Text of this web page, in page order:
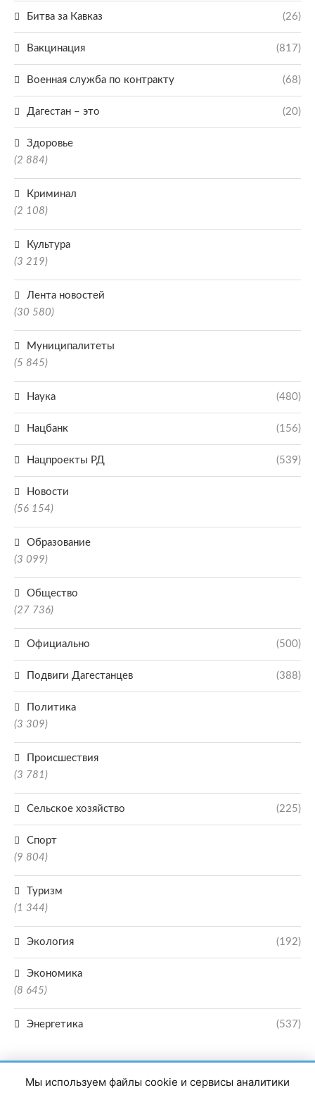
Битва за Кавказ (26)
Вакцинация (817)
Военная служба по контракту (68)
Дагестан – это (20)
Здоровье
(2 884)
Криминал
(2 108)
Культура
(3 219)
Лента новостей
(30 580)
Муниципалитеты
(5 845)
Наука (480)
Нацбанк (156)
Нацпроекты РД (539)
Новости
(56 154)
Образование
(3 099)
Общество
(27 736)
Официально (500)
Подвиги Дагестанцев (388)
Политика
(3 309)
Происшествия
(3 781)
Сельское хозяйство (225)
Спорт
(9 804)
Туризм
(1 344)
Экология (192)
Экономика
(8 645)
Энергетика (537)
Мы используем файлы cookie и сервисы аналитики